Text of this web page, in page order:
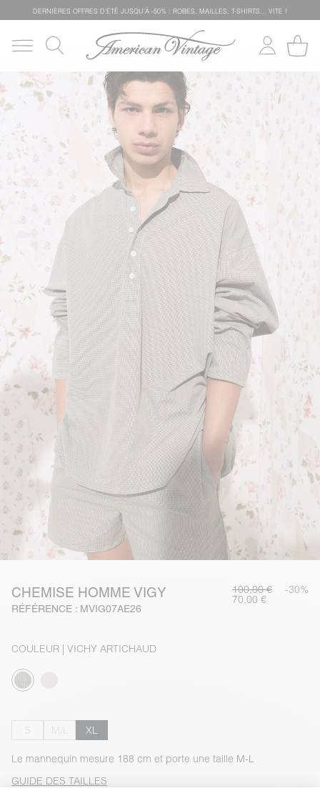
DERNIÈRES OFFRES D'ÉTÊ JUSQU'À -50% : ROBES, MAILLES, T-SHIRTS... VITE !
CHEMISE HOMME VIGY
RÉFÉRENCE : MVIG07AE26
100,00 € -30%
70,00 €
COULEUR | VICHY ARTICHAUD
XL
Le mannequin mesure 188 cm et porte une taille M-L
GUIDE DES TAILLES